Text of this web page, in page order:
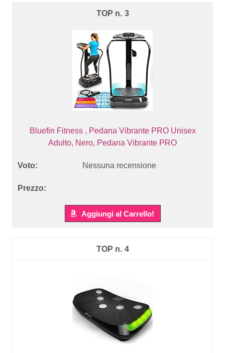
3
Bluefin Fitness , Pedana Vibrante PRO Unisex
Adulto, Nero, Pedana Vibrante PRO
Nessuna recensione
Aggiungi al Carrello!
4